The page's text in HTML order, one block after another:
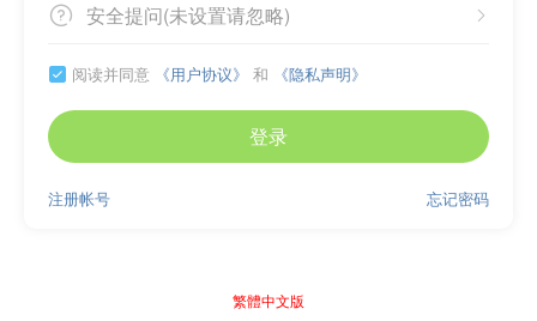
 
安全提问(未设置请忽略)
 阅读并同意 《用户协议》 和 《隐私声明》
登录
忘记密码
注册帐号
繁體中文版